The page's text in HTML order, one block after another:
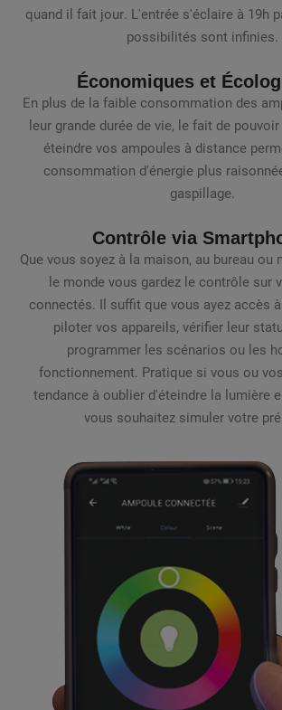
quand il fait jour. L'entrée s'éclaire à 19h
possibilités sont infinies.
Économiques et
En plus de la faible consommation des
leur grande durée de vie, le fait de
éteindre vos ampoules à distance
consommation d'énergie plus
gaspillage.
Contrôle via
Que vous soyez à la maison, au bureau ou
le monde vous gardez le contrôle sur
connectés. Il suffit que vous ayez accès
piloter vos appareils, vérifier leur
programmer les scénarios ou les
fonctionnement. Pratique si vous ou
tendance à oublier d'éteindre la lumière
vous souhaitez simuler votre